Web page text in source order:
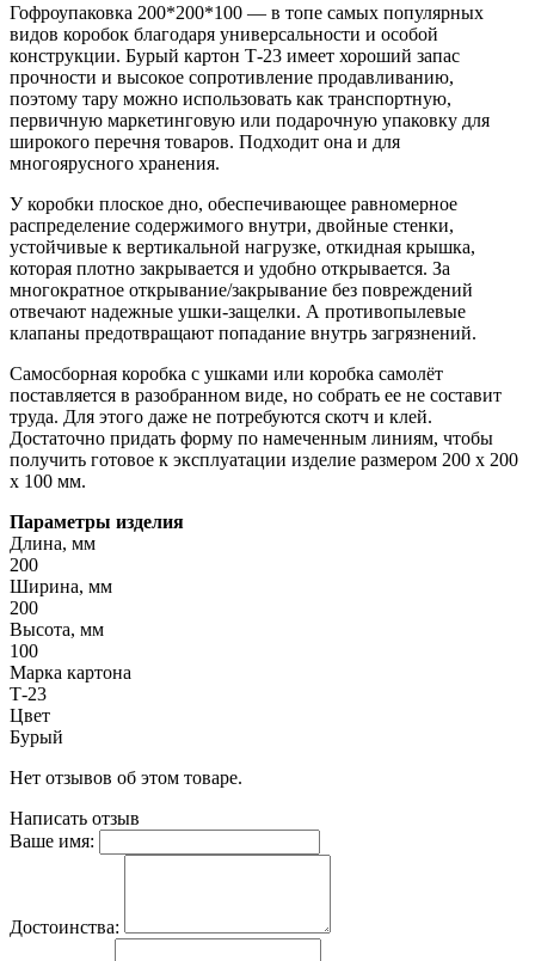
Гофроупаковка 200*200*100 — в топе самых популярных
видов коробок благодаря универсальности и особой
конструкции. Бурый картон Т-23 имеет хороший запас
прочности и высокое сопротивление продавливанию,
поэтому тару можно использовать как транспортную,
первичную маркетинговую или подарочную упаковку для
широкого перечня товаров. Подходит она и для
многоярусного хранения.
У коробки плоское дно, обеспечивающее равномерное
распределение содержимого внутри, двойные стенки,
устойчивые к вертикальной нагрузке, откидная крышка,
которая плотно закрывается и удобно открывается. За
многократное открывание/закрывание без повреждений
отвечают надежные ушки-защелки. А противопылевые
клапаны предотвращают попадание внутрь загрязнений.
Самосборная коробка с ушками или коробка самолёт
поставляется в разобранном виде, но собрать ее не составит
труда. Для этого даже не потребуются скотч и клей.
Достаточно придать форму по намеченным линиям, чтобы
получить готовое к эксплуатации изделие размером 200 x 200
x 100 мм.
Параметры изделия
Длина, мм
200
Ширина, мм
200
Высота, мм
100
Марка картона
Т-23
Цвет
Бурый
Нет отзывов об этом товаре.
Написать отзыв
Ваше имя:
Достоинства: